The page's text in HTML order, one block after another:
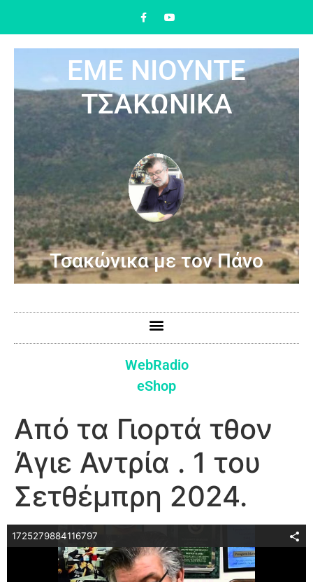
ΕΜΕ ΝΙΟΥΝΤΕ
ΤΣΑΚΩΝΙΚΑ
Τσακώνικα με τον Πάνο
WebRadio
eShop
Από τα Γιορτά τθον
Άγιε Αντρία . 1 του
Σετθέμπρη 2024.
1725279884116797